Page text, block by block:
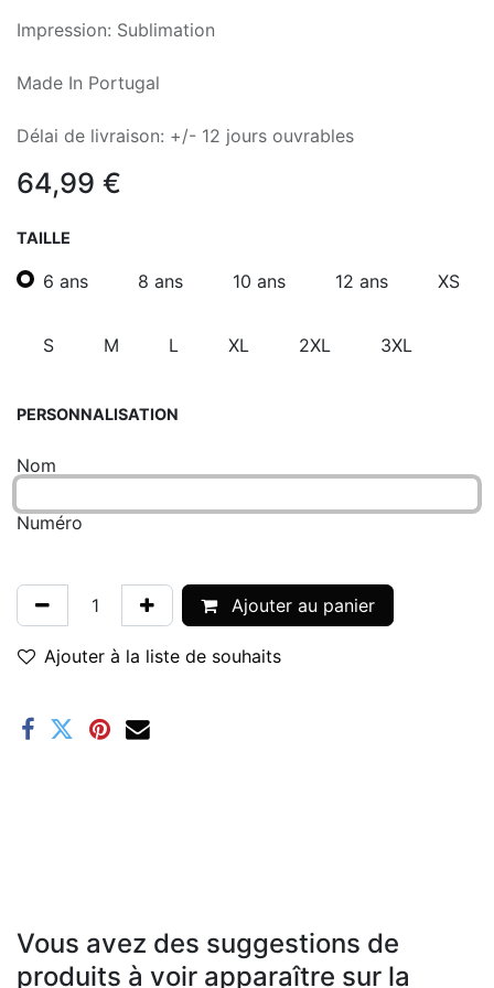
Impression: Sublimation
Made In Portugal
Délai de livraison: +/- 12 jours ouvrables
64,99 €
TAILLE
6 ans 8 ans 10 ans 12 ans XS
S M L XL 2XL 3XL
PERSONNALISATION
Nom
Numéro
Ajouter au panier
Ajouter à la liste de souhaits
Vous avez des suggestions de
produits à voir apparaître sur la